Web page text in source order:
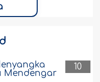
10
Mendengar